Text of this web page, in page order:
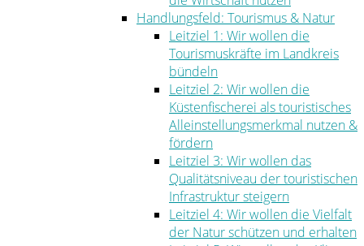
Handlungsfeld: Tourismus & Natur
Leitziel 1: Wir wollen die
Tourismuskräfte im Landkreis
bündeln
Leitziel 2: Wir wollen die
Küstenfischerei als touristisches
Alleinstellungsmerkmal nutzen &
fördern
Leitziel 3: Wir wollen das
Qualitätsniveau der touristischen
Infrastruktur steigern
Leitziel 4: Wir wollen die Vielfalt
der Natur schützen und erhalten